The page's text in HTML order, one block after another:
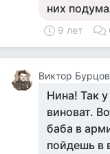
них
9 лет
Виктор Бурцов
Нина! Так
виноват.
баба в
пойдешь в